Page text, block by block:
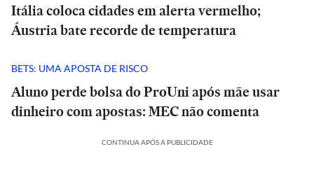
Itália coloca cidades em alerta vermelho;
Áustria bate recorde de temperatura
BETS: UMA APOSTA DE RISCO
Aluno perde bolsa do ProUni após mãe usar
dinheiro com apostas: MEC não comenta
CONTINUA APÓS A PUBLICIDADE